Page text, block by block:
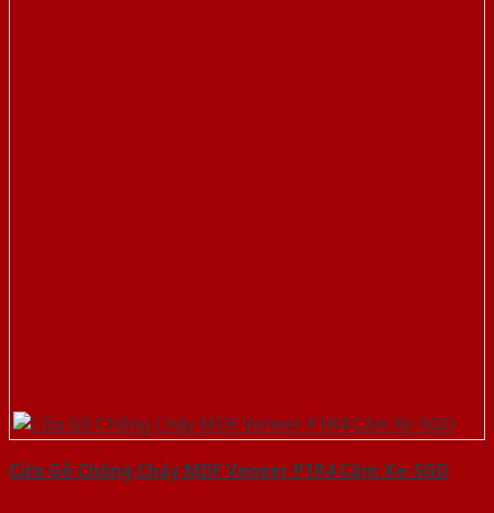
Cửa Gỗ Chống Cháy MDF Veneer P1R4 Căm Xe-SGD